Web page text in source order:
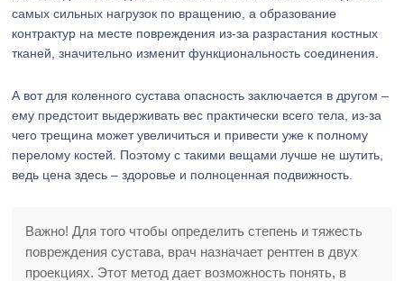
самых сильных нагрузок по вращению, а образование
контрактур на месте повреждения из-за разрастания костных
тканей, значительно изменит функциональность соединения.
А вот для коленного сустава опасность заключается в другом –
ему предстоит выдерживать вес практически всего тела, из-за
чего трещина может увеличиться и привести уже к полному
перелому костей. Поэтому с такими вещами лучше не шутить,
ведь цена здесь – здоровье и полноценная подвижность.
Важно! Для того чтобы определить степень и тяжесть
повреждения сустава, врач назначает рентген в двух
проекциях. Этот метод дает возможность понять, в